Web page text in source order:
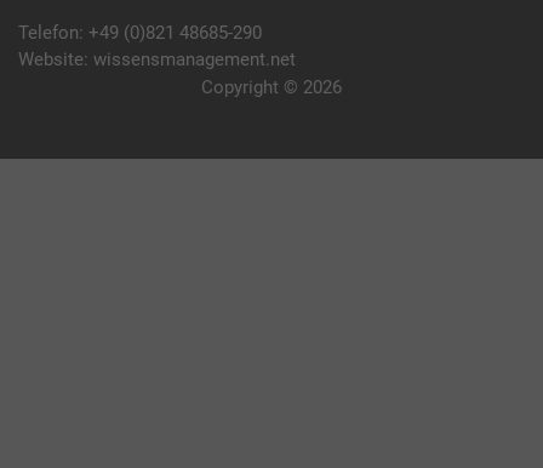
Telefon: +49 (0)821 48685-290
Website: wissensmanagement.net
Copyright © 2026